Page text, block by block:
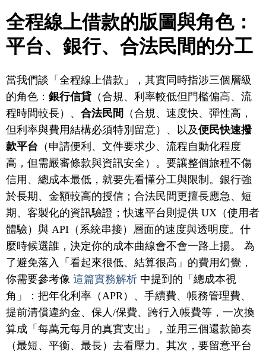
全程線上借款的版圖與角色：
平台、銀行、合法民間的分工
當我們談「全程線上借款」，其實同時指涉三個層級
的角色： 銀行信貸 （合規、利率較低但門檻偏高、流
程時間較長）、 合法民間 （合規、速度快、彈性高，
但利率與費用結構必須特別留意）、以及便民快速撥
款平台 （申請便利、文件要求少、流程自動化程度
高，但需嚴審條款與資訊安全）。要讓整個旅程不傷
信用、總成本最低，就要先看懂分工與限制。銀行強
於長期、金額較高的授信；合法民間更擅長應急、短
期、客製化的資訊驗證；快速平台則提供 UX（使用者
體驗）與 API（系統串接）層面的速度與透明度。什
麼時候選誰，決定你的成本曲線會不會一路上揚。 為
了避免落入「看起來很低、結算很高」的費用幻覺，
你需要參考像 這篇實務解析 中提到的「總成本視
角」：把年化利率（APR）、手續費、帳務管理費、
提前清償違約金、保人/保費、跨行入帳費等，一次換
算成「每萬元每月的真實支出」，並用三個還款節奏
（最短、平衡、最長）去看壓力。其次，要留意平台